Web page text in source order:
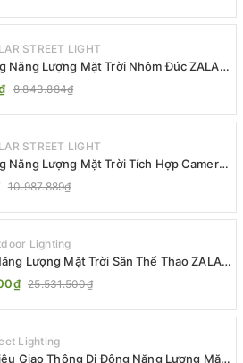
STREET LIGHT
Năng Lượng Mặt Trời Nhôm Đúc ZALAA
Cấp IP65
8.843.884₫
STREET LIGHT
Năng Lượng Mặt Trời Tích Hợp Camera
BJ04-CCTV (80W, IP65)
10.987.889₫
Lighting
Lượng Mặt Trời Sân Thể Thao ZALAA
Nước IP65 Cao Cấp
25.531.500₫
Lighting
Giao Thông Di Động Năng Lượng Mặt